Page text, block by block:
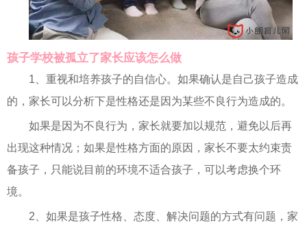
孩子学校被孤立了家长应该怎么做
1、重视和培养孩子的自信心。如果确认是自己孩子造成
的，家长可以分析下是性格还是因为某些不良行为造成的。
如果是因为不良行为，家长就要加以规范，避免以后再
出现这种情况；如果是性格方面的原因，家长不要太约束责
备孩子，只能说目前的环境不适合孩子，可以考虑换个环
境。
2、如果是孩子性格、态度、解决问题的方式有问题，家